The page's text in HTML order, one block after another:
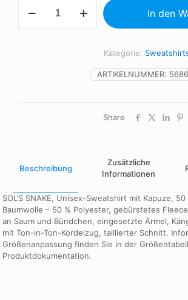
In den
ARTIKELNUMMER:
Kategorie:
Share
Beschreibung
Zusätzliche
Informationen
SOL’S SNAKE, Unisex-Sweatshirt mit Kapuze,
Baumwolle – 50 % Polyester, gebürstetes
an Saum und Bündchen, eingesetzte Ärmel,
mit Ton-in-Ton-Kordelzug, taillierter Schnitt.
Größenanpassung finden Sie in der
Produktdokumentation.